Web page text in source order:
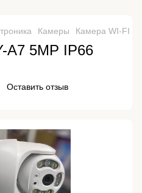
Камеры Камера WI-FI
A7 5MP IP66
Оставить отзыв